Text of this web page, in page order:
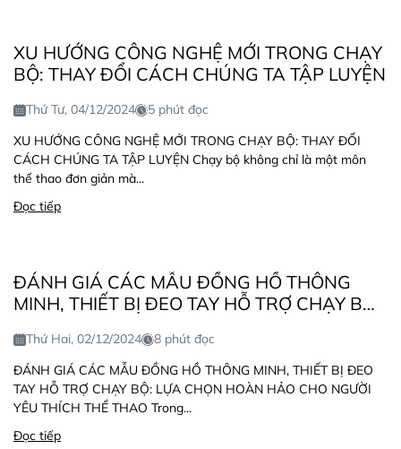
XU HƯỚNG CÔNG NGHỆ MỚI TRONG CHẠY
BỘ: THAY ĐỔI CÁCH CHÚNG TA TẬP LUYỆN
Thứ Tư, 04/12/2024
5 phút đọc
XU HƯỚNG CÔNG NGHỆ MỚI TRONG CHẠY BỘ: THAY ĐỔI
CÁCH CHÚNG TA TẬP LUYỆN Chạy bộ không chỉ là một môn
thể thao đơn giản mà...
Đọc tiếp
ĐÁNH GIÁ CÁC MẪU ĐỒNG HỒ THÔNG
MINH, THIẾT BỊ ĐEO TAY HỖ TRỢ CHẠY BỘ:
THÍCH THỂ THAO
Thứ Hai, 02/12/2024
8 phút đọc
ĐÁNH GIÁ CÁC MẪU ĐỒNG HỒ THÔNG MINH, THIẾT BỊ ĐEO
TAY HỖ TRỢ CHẠY BỘ: LỰA CHỌN HOÀN HẢO CHO NGƯỜI
YÊU THÍCH THỂ THAO Trong...
Đọc tiếp